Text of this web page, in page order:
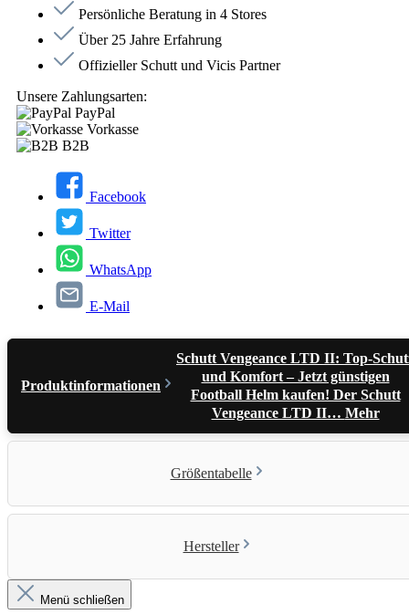
Persönliche Beratung in 4 Stores
Über 25 Jahre Erfahrung
Offizieller Schutt und Vicis Partner
Unsere Zahlungsarten:
PayPal
Vorkasse
B2B
Facebook
Twitter
WhatsApp
E-Mail
Produktinformationen
Schutt Vengeance LTD II: Top-
und Komfort – Jetzt günstigen
Football Helm kaufen! Der Schutt
Vengeance LTD II… Mehr
Größentabelle
Hersteller
Menü schließen